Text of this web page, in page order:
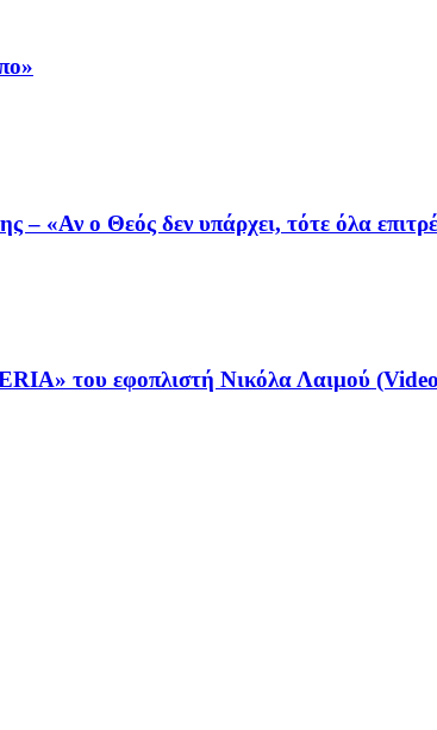
«Αν ο Θεός δεν υπάρχει, τότε όλα
του εφοπλιστή Νικόλα Λαιμού